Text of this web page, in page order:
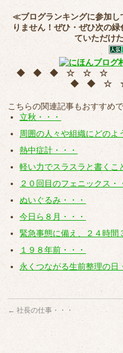
≪ブログランキングに参加し
りません！ぜひ・ぜひ次の
ていただけ
◆ ◆ ◆ ☆ ☆ ☆
◆ ◆ ☆
こちらの関連記事もおすすめで
立秋・・・
周囲の人々や組織にどのよ
熱中症計・・・
軽い力でスラスラと書くこ
２０回目のフェニックス・
ぬいぐるみ・・・
今日ら８月・・・
緊急事態に備え、２４時間
１９８年前・・・
永くつながる生前整理の日
← 社長の仕事・・・